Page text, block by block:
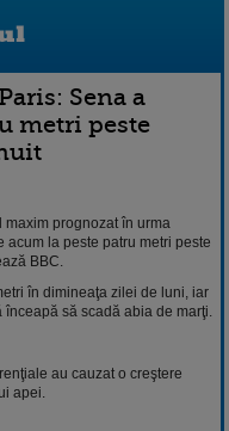
Sena a
metri peste
prognozat în urma
acum la peste patru metri peste
BBC.
în dimineaţa zilei de luni, iar
să scadă abia de marţi.
au cauzat o creştere
apei.